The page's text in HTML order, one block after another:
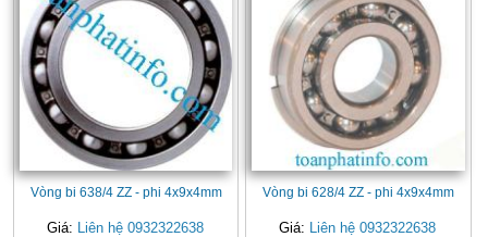
Vòng bi 638/4 ZZ - phi 4x9x4mm
Giá: Liên hệ 0932322638
Vòng bi 628/4 ZZ - phi 4x9x4mm
Giá: Liên hệ 0932322638